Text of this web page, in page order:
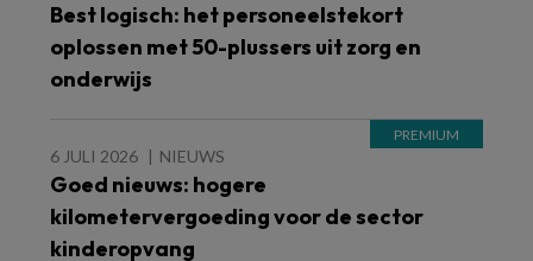
Best logisch: het personeelstekort
oplossen met 50-plussers uit zorg en
onderwijs
6 JULI 2026 NIEUWS
Goed nieuws: hogere
kilometervergoeding voor de sector
kinderopvang